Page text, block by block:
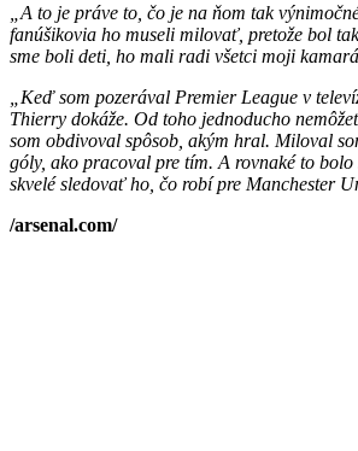
„A to je práve to, čo je na ňom tak
fanúšikovia ho museli milovať, pretože bol
sme boli deti, ho mali radi všetci moji
„Keď som pozerával Premier League v
Thierry dokáže. Od toho jednoducho
som obdivoval spôsob, akým hral. Miloval
góly, ako pracoval pre tím. A rovnaké to
skvelé sledovať ho, čo robí pre Manchester
/arsenal.com/